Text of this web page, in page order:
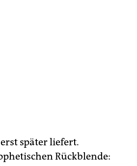
später liefert.
Rückblende: